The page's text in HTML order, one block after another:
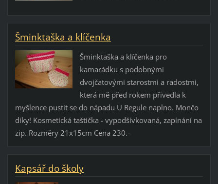
Šminktaška a klíčenka
Šminktaška a klíčenka pro
kamarádku s podobnými
dvojčatovými starostmi a radostmi,
která mě před rokem přivedla k
myšlence pustit se do nápadu U Regule naplno. Mončo
díky! Kosmetická taštička - vypodšívkovaná, zapínání na
zip. Rozměry 21x15cm Cena 230.-
Kapsář do školy